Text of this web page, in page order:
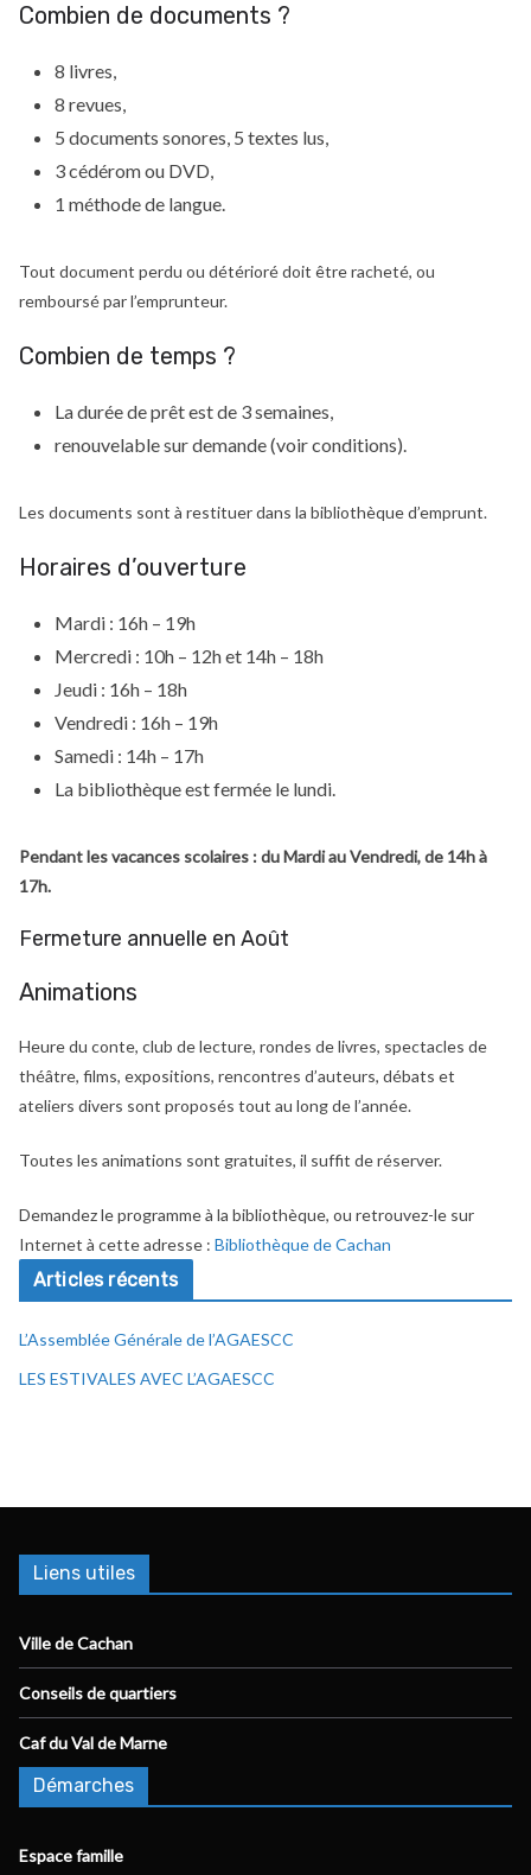
Combien de documents ?
8 livres,
8 revues,
5 documents sonores, 5 textes lus,
3 cédérom ou DVD,
1 méthode de langue.
Tout document perdu ou détérioré doit être racheté, ou
remboursé par l’emprunteur.
Combien de temps ?
La durée de prêt est de 3 semaines,
renouvelable sur demande (voir conditions).
Les documents sont à restituer dans la bibliothèque d’emprunt.
Horaires d’ouverture
Mardi : 16h – 19h
Mercredi : 10h – 12h et 14h – 18h
Jeudi : 16h – 18h
Vendredi : 16h – 19h
Samedi : 14h – 17h
La bibliothèque est fermée le lundi.
Pendant les vacances scolaires : du Mardi au Vendredi, de 14h à
17h.
Fermeture annuelle en Août
Animations
Heure du conte, club de lecture, rondes de livres, spectacles de
théâtre, films, expositions, rencontres d’auteurs, débats et
ateliers divers sont proposés tout au long de l’année.
Toutes les animations sont gratuites, il suffit de réserver.
Demandez le programme à la bibliothèque, ou retrouvez-le sur
Internet à cette adresse : Bibliothèque de Cachan
Articles récents
L’Assemblée Générale de l’AGAESCC
LES ESTIVALES AVEC L’AGAESCC
Liens utiles
Ville de Cachan
Conseils de quartiers
Caf du Val de Marne
Démarches
Espace famille